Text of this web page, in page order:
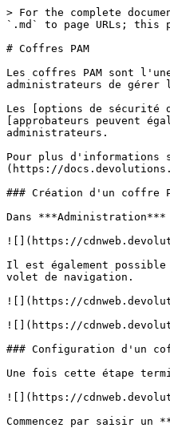
> For the complete
`.md` to page URLs; this
# Coffres PAM
Les coffres PAM sont
administrateurs de
Les [options de sécurité
[approbateurs peuvent
administrateurs.
Pour plus d'informations
(https://
### Création d'un coffre
Dans
![](https://
Il est également possible
volet de navigation.
![](https://
![](https://
### Configuration d'un
Une fois cette étape
![](https://
Commencez par saisir